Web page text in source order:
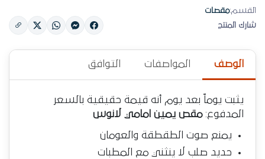
القسم:مقصات
شارك المنتج
الوصف المواصفات التوافق
يثبت يوماً بعد يوم أنه قيمة حقيقية بالسعر
المدفوع:مقص يمين امامي لانوس
يمنع صوت الطقطقة والعومان
حديد صلب لا ينثني مع المطبات